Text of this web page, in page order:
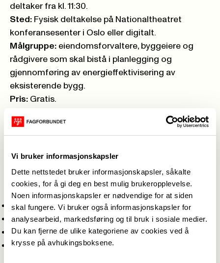
Vi bruker informasjonskapsler
Dette nettstedet bruker informasjonskapsler, såkalte
cookies, for å gi deg en best mulig brukeropplevelse.
Noen informasjonskapsler er nødvendige for at siden
skal fungere. Vi bruker også informasjonskapsler for
analysearbeid, markedsføring og til bruk i sosiale medier.
Du kan fjerne de ulike kategoriene av cookies ved å
krysse på avhukingsboksene.
deltaker fra kl. 11:30.
Sted: Fysisk deltakelse på Nationaltheatret
konferansesenter i Oslo eller digitalt.
Målgruppe: eiendomsforvaltere, byggeiere og
rådgivere som skal bistå i planlegging og
gjennomføring av energieffektivisering av
eksisterende bygg.
Pris: Gratis.
LUNSJ
DEL 1 – GODE SØKNADER – ENOVA
Enova presenterer det viktigste om nye
støtteprogram:
Energikartlegging yrkesbygg
Kartleggingsstøtte til borettslag og boligsameier
Støtte til forbedring av energitilstand i yrkesbygg
Støtte til forbedring av energitilstand i